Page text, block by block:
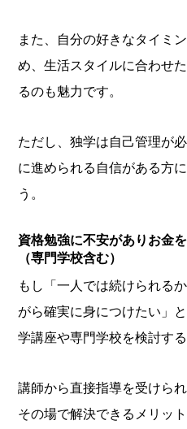
また、自分の好きなタイミ
め、生活スタイルに合わせ
るのも魅力です。
ただし、独学は自己管理が
に進められる自信がある方
う。
資格勉強に不安がありお金
（専門学校含む）
もし「一人では続けられる
がら確実に身につけたい」
学講座や専門学校を検討す
講師から直接指導を受けら
その場で解決できるメリット